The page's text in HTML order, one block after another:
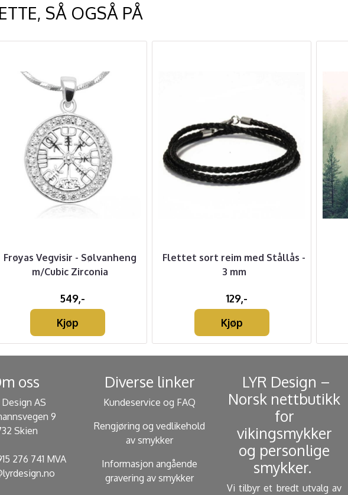
SÅ OGSÅ PÅ
Frøyas Vegvisir - Sølvanheng
m/Cubic Zirconia
549,-
Kjøp
Flettet sort reim med Stållås -
3 mm
129,-
Kjøp
oss
Design AS
9
Skien
276 741 MVA
Diverse linker
Kundeservice og FAQ
Rengjøring og vedlikehold
av smykker
Informasjon angående
gravering av smykker
​ LYR Design –
Norsk nettbutikk
for
vikingsmykker
og personlige
smykker. ​
Vi tilbyr et bredt utvalg av